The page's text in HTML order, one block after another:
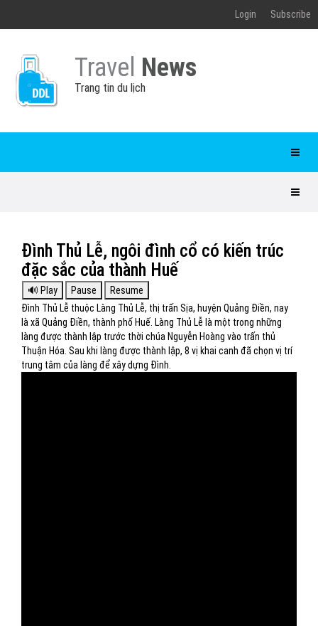
Login Subscribe
Travel News
Trang tin du lịch
Đình Thủ Lễ, ngôi đình cổ có kiến trúc
đặc sắc của thành Huế
Đình Thủ Lễ thuộc Làng Thủ Lễ, thị trấn Sịa, huyện Quảng Điền, nay
là xã Quảng Điền, thành phố Huế. Làng Thủ Lễ là một trong những
làng được thành lập trước thời chúa Nguyễn Hoàng vào trấn thủ
Thuận Hóa. Sau khi làng được thành lập, 8 vị khai canh đã chọn vị trí
trung tâm của làng để xây dựng Đình.